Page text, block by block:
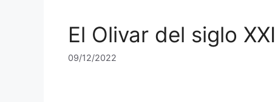
El Olivar del siglo XXI
09/12/2022